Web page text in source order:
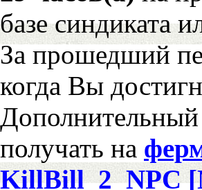
базе синдиката
За прошедший
когда Вы
получать на
KillBill_2_NPC